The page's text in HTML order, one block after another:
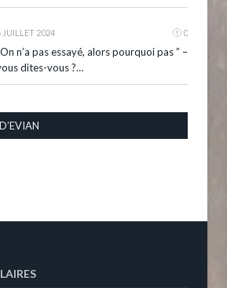
JUILLET 2024 0
n’a pas essayé, alors pourquoi pas ” –
dites-vous ?…